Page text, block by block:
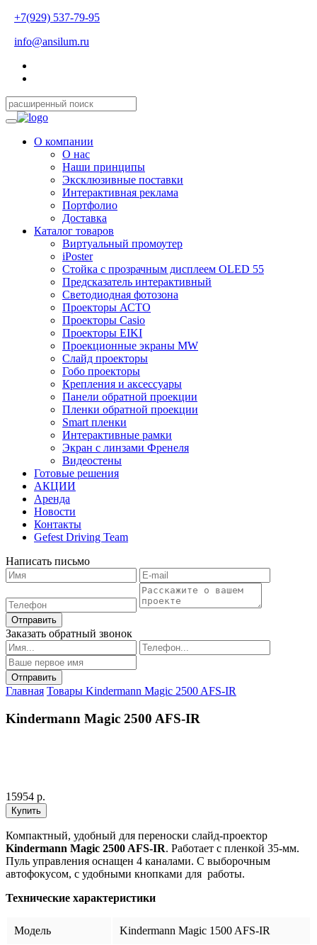
+7(929) 537-79-95
info@ansilum.ru
О компании
О нас
Наши принципы
Эксклюзивные поставки
Интерактивная реклама
Портфолио
Доставка
Каталог товаров
Виртуальный промоутер
iPoster
Стойка с прозрачным дисплеем OLED 55
Предсказатель интерактивный
Светодиодная фотозона
Проекторы АСТО
Проекторы Casio
Проекторы EIKI
Проекционные экраны MW
Слайд проекторы
Гобо проекторы
Крепления и аксессуары
Панели обратной проекции
Пленки обратной проекции
Smart пленки
Интерактивные рамки
Экран с линзами Френеля
Видеостены
Готовые решения
АКЦИИ
Аренда
Новости
Контакты
Gefest Driving Team
Написать письмо
Отправить
Заказать обратный звонок
Главная Товары Kindermann Magic 2500 AFS-IR
Kindermann Magic 2500 AFS-IR
15954 р.
Компактный, удобный для переноски слайд-проектор
Kindermann Magic 2500 AFS-IR. Работает с пленкой 35-мм.
Пуль управления оснащен 4 каналами. С выборочным
автофокусом, с удобными кнопками для работы.
Технические характеристики
Модель Kindermann Magic 1500 AFS-IR